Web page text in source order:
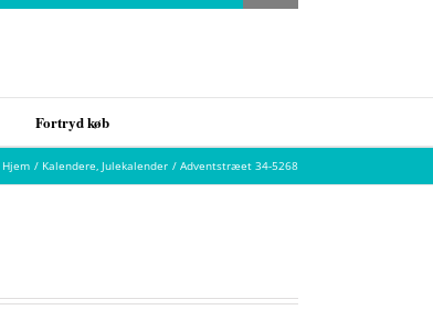
Fortryd køb
Hjem Kalendere Julekalender Adventstræet 34-5268